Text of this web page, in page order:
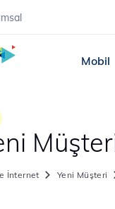
Mobil
İnternet Yeni Müşteri